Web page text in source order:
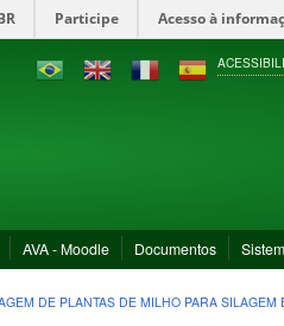
Participe Acesso à
AVA - Moodle Documentos
DE PLANTAS DE MILHO PARA